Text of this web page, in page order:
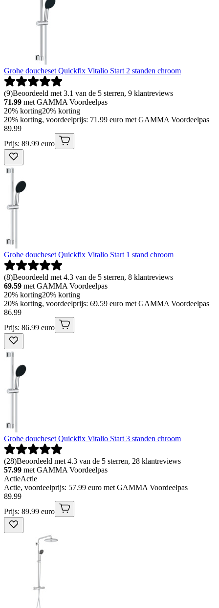
Grohe doucheset Quickfix Vitalio Start 2 standen chroom
(9)Beoordeeld met 3.1 van de 5 sterren, 9 klantreviews
71.99 met GAMMA Voordeelpas
20% korting20% korting
20% korting, voordeelprijs: 71.99 euro met GAMMA Voordeelpas
89.99
Prijs: 89.99 euro
Grohe doucheset Quickfix Vitalio Start 1 stand chroom
(8)Beoordeeld met 4.3 van de 5 sterren, 8 klantreviews
69.59 met GAMMA Voordeelpas
20% korting20% korting
20% korting, voordeelprijs: 69.59 euro met GAMMA Voordeelpas
86.99
Prijs: 86.99 euro
Grohe doucheset Quickfix Vitalio Start 3 standen chroom
(28)Beoordeeld met 4.3 van de 5 sterren, 28 klantreviews
57.99 met GAMMA Voordeelpas
ActieActie
Actie, voordeelprijs: 57.99 euro met GAMMA Voordeelpas
89.99
Prijs: 89.99 euro